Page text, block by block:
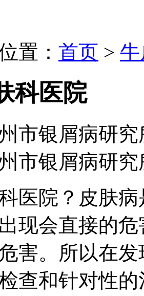
置： 首页 >
科医院
市银屑病研究
市银屑病研究
医院？皮肤
现会直接的
害。所以在
查和针对性